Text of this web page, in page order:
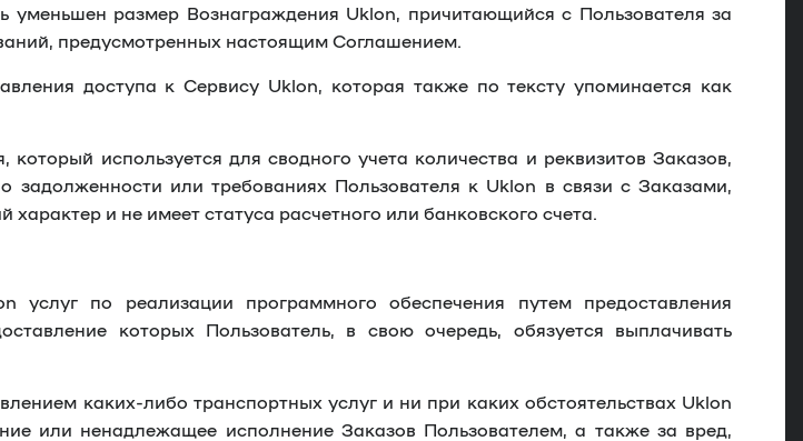
размер Вознаграждения Uklon, причитающийся с Пользователя за
предусмотренных настоящим Соглашением.
доступа к Сервису Uklon, которая также по тексту упоминается как
используется для сводного учета количества и реквизитов Заказов,
или требованиях Пользователя к Uklon в связи с Заказами,
и не имеет статуса расчетного или банковского счета.
услуг по реализации программного обеспечения путем предоставления
которых Пользователь, в свою очередь, обязуется выплачивать
каких-либо транспортных услуг и ни при каких обстоятельствах Uklon
или ненадлежащее исполнение Заказов Пользователем, а также за вред,